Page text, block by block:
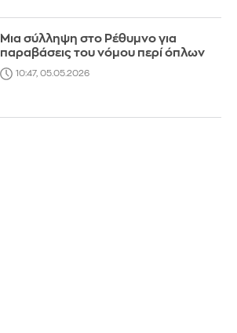
Μια σύλληψη στο Ρέθυμνο για
παραβάσεις του νόμου περί όπλων
10:47, 05.05.2026